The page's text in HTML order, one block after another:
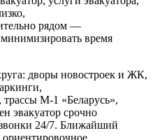
рядом —
время
дворы новостроек и ЖК,
М‑1 «Беларусь»,
эвакуатор срочно
24/7. Ближайший
ориентировочное